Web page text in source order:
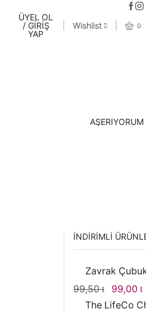
ÜYEL OL
/ GİRİŞ
YAP
Wishlist 0
AŞERİYORUM
İNDIRIMLI
99,50
Orijinal
fiyat:
99,00
The LifeCo